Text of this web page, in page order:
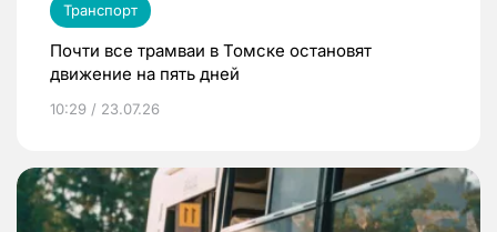
Транспорт
Почти все трамваи в Томске остановят
движение на пять дней
10:29 / 23.07.26